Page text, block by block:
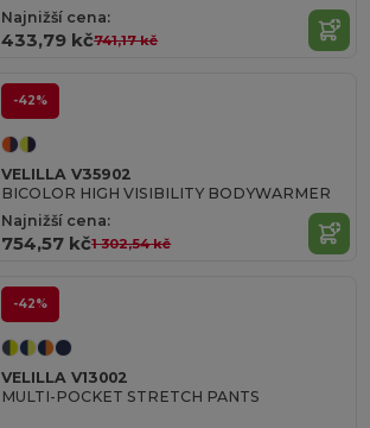
Najnižší cena:
433,79 kč741,17 kč
-42%
VELILLA V35902
BICOLOR HIGH VISIBILITY BODYWARMER
Najnižší cena:
754,57 kč1 302,54 kč
-42%
VELILLA V13002
MULTI-POCKET STRETCH PANTS